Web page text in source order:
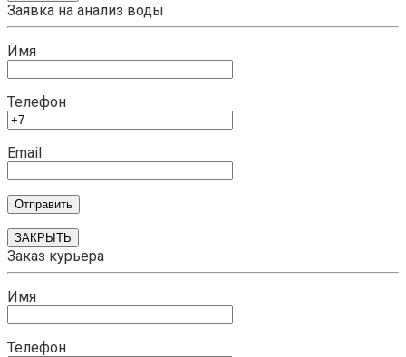
Заявка на анализ воды
Имя
Телефон
Email
ЗАКРЫТЬ
Заказ курьера
Имя
Телефон